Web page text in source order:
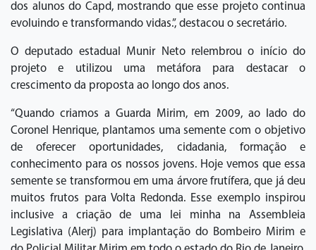
dos alunos do Capd, mostrando que esse projeto continua
evoluindo e transformando vidas.”, destacou o secretário.
O deputado estadual Munir Neto relembrou o início do
projeto e utilizou uma metáfora para destacar o
crescimento da proposta ao longo dos anos.
“Quando criamos a Guarda Mirim, em 2009, ao lado do
Coronel Henrique, plantamos uma semente com o objetivo
de oferecer oportunidades, cidadania, formação e
conhecimento para os nossos jovens. Hoje vemos que essa
semente se transformou em uma árvore frutífera, que já deu
muitos frutos para Volta Redonda. Esse exemplo inspirou
inclusive a criação de uma lei minha na Assembleia
Legislativa (Alerj) para implantação do Bombeiro Mirim e